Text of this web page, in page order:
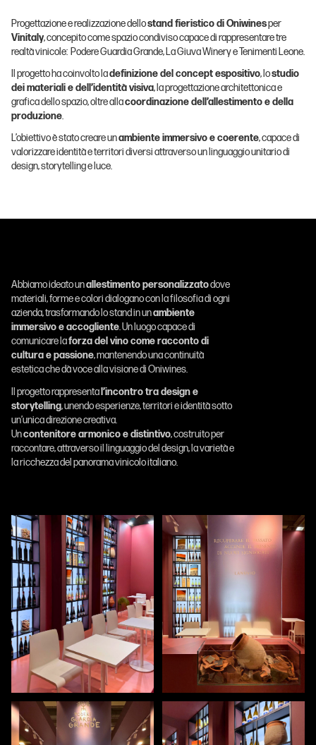
Progettazione e realizzazione dellostand fieristico di Oniwinesper
Vinitaly, concepito come spazio condiviso capace di rappresentare tre
realtà vinicole: Podere Guardia Grande, La Giuva Winery e Tenimenti Leone.
Il progetto ha coinvolto ladefinizione del concept espositivo, lostudio
dei materiali e dell’identità visiva, la progettazione architettonica e
grafica dello spazio, oltre allacoordinazione dell’allestimento e della
produzione.
L’obiettivo è stato creare unambiente immersivo e coerente, capace di
valorizzare identità e territori diversi attraverso un linguaggio unitario di
design, storytelling e luce.
Abbiamo ideato unallestimento personalizzatodove
materiali, forme e colori dialogano con la filosofia di ogni
azienda, trasformando lo stand in unambiente
immersivo e accogliente. Un luogo capace di
comunicare laforza del vino come racconto di
cultura e passione, mantenendo una continuità
estetica che dà voce alla visione di Oniwines.
Il progetto rappresenta l’incontro tra design e
storytelling, unendo esperienze, territori e identità sotto
un’unica direzione creativa.
Uncontenitore armonico e distintivo, costruito per
raccontare, attraverso il linguaggio del design, la varietà e
la ricchezza del panorama vinicolo italiano.